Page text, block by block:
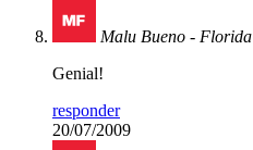
Malu Bueno - Florida
Genial!
responder
20/07/2009